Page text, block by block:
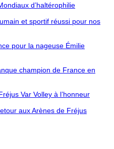
d’haltérophilie
et sportif réussi pour nos
pour la nageuse Émilie
champion de France en
Var Volley à l’honneur
aux Arènes de Fréjus